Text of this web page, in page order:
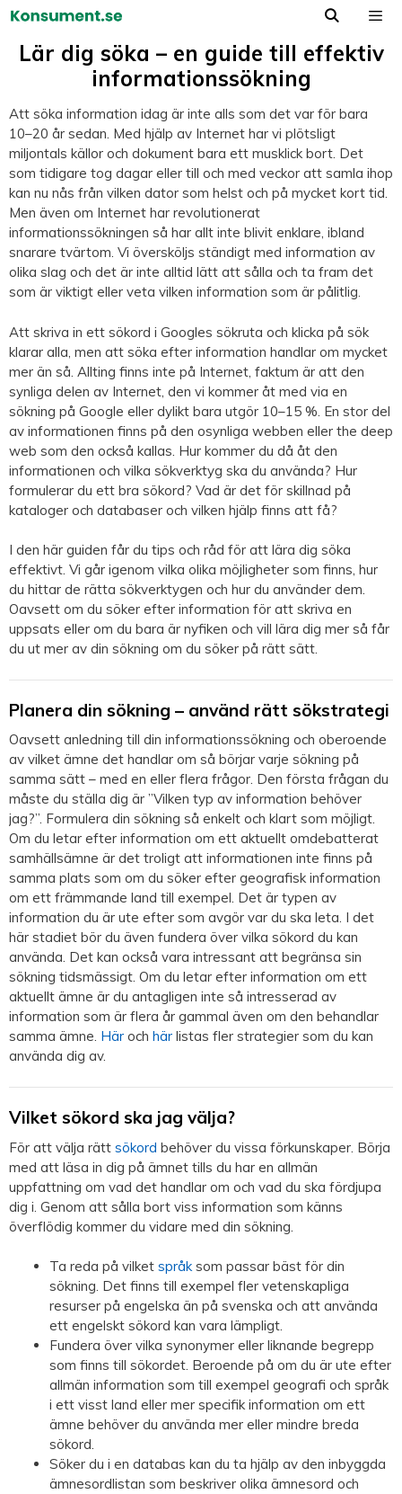
Hoppa
innehåll
Meny
Lär dig söka – en guide till effektiv
informationssökning
Att söka information idag är inte alls som det var för bara
10–20 år sedan. Med hjälp av Internet har vi plötsligt
miljontals källor och dokument bara ett musklick bort. Det
som tidigare tog dagar eller till och med veckor att samla ihop
kan nu nås från vilken dator som helst och på mycket kort tid.
Men även om Internet har revolutionerat
informationssökningen så har allt inte blivit enklare, ibland
snarare tvärtom. Vi översköljs ständigt med information av
olika slag och det är inte alltid lätt att sålla och ta fram det
som är viktigt eller veta vilken information som är pålitlig.
Att skriva in ett sökord i Googles sökruta och klicka på sök
klarar alla, men att söka efter information handlar om mycket
mer än så. Allting finns inte på Internet, faktum är att den
synliga delen av Internet, den vi kommer åt med via en
sökning på Google eller dylikt bara utgör 10–15 %. En stor del
av informationen finns på den osynliga webben eller the deep
web som den också kallas. Hur kommer du då åt den
informationen och vilka sökverktyg ska du använda? Hur
formulerar du ett bra sökord? Vad är det för skillnad på
kataloger och databaser och vilken hjälp finns att få?
I den här guiden får du tips och råd för att lära dig söka
effektivt. Vi går igenom vilka olika möjligheter som finns, hur
du hittar de rätta sökverktygen och hur du använder dem.
Oavsett om du söker efter information för att skriva en
uppsats eller om du bara är nyfiken och vill lära dig mer så får
du ut mer av din sökning om du söker på rätt sätt.
Planera din sökning – använd rätt sökstrategi
Oavsett anledning till din informationssökning och oberoende
av vilket ämne det handlar om så börjar varje sökning på
samma sätt – med en eller flera frågor. Den första frågan du
måste du ställa dig är ”Vilken typ av information behöver
jag?”. Formulera din sökning så enkelt och klart som möjligt.
Om du letar efter information om ett aktuellt omdebatterat
samhällsämne är det troligt att informationen inte finns på
samma plats som om du söker efter geografisk information
om ett främmande land till exempel. Det är typen av
information du är ute efter som avgör var du ska leta. I det
här stadiet bör du även fundera över vilka sökord du kan
använda. Det kan också vara intressant att begränsa sin
sökning tidsmässigt. Om du letar efter information om ett
aktuellt ämne är du antagligen inte så intresserad av
information som är flera år gammal även om den behandlar
samma ämne. Här och här listas fler strategier som du kan
använda dig av.
Vilket sökord ska jag välja?
För att välja rätt sökord behöver du vissa förkunskaper. Börja
med att läsa in dig på ämnet tills du har en allmän
uppfattning om vad det handlar om och vad du ska fördjupa
dig i. Genom att sålla bort viss information som känns
överflödig kommer du vidare med din sökning.
Ta reda på vilket språksom passar bäst för din
sökning. Det finns till exempel fler vetenskapliga
resurser på engelska än på svenska och att använda
ett engelskt sökord kan vara lämpligt.
Fundera över vilka synonymer eller liknande begrepp
som finns till sökordet. Beroende på om du är ute efter
allmän information som till exempel geografi och språk
i ett visst land eller mer specifik information om ett
ämne behöver du använda mer eller mindre breda
sökord.
Söker du i en databas kan du ta hjälp av den inbyggda
ämnesordlistan som beskriver olika ämnesord och